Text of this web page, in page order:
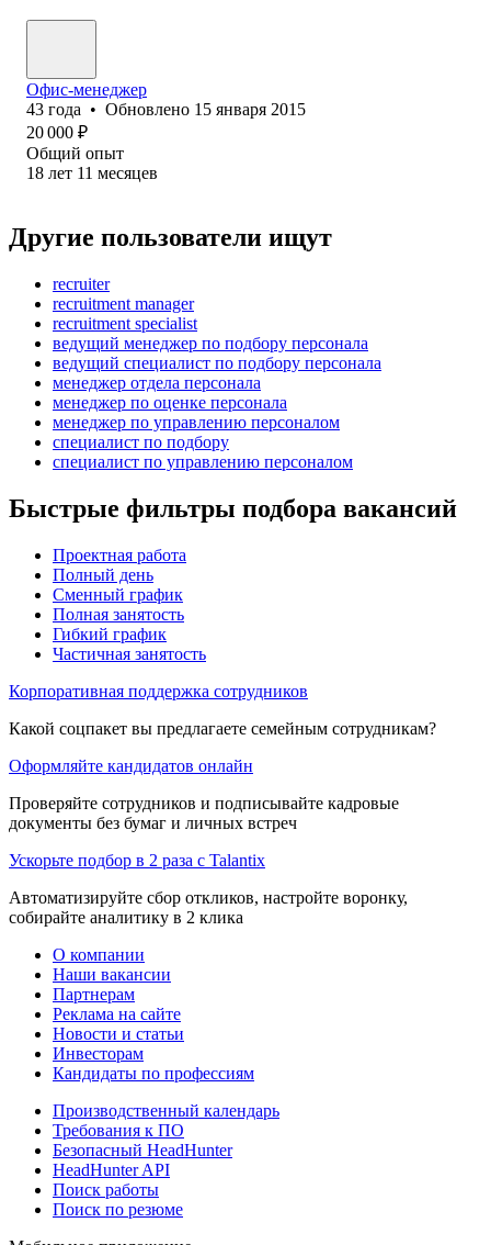
Офис-менеджер
43 года • Обновлено 15 января 2015
20 000 ₽
Общий опыт
18 лет 11 месяцев
Другие пользователи ищут
recruiter
recruitment manager
recruitment specialist
ведущий менеджер по подбору персонала
ведущий специалист по подбору персонала
менеджер отдела персонала
менеджер по оценке персонала
менеджер по управлению персоналом
специалист по подбору
специалист по управлению персоналом
Быстрые фильтры подбора вакансий
Проектная работа
Полный день
Сменный график
Полная занятость
Гибкий график
Частичная занятость
Корпоративная поддержка сотрудников
Какой соцпакет вы предлагаете семейным сотрудникам?
Оформляйте кандидатов онлайн
Проверяйте сотрудников и подписывайте кадровые
документы без бумаг и личных встреч
Ускорьте подбор в 2 раза с Talantix
Автоматизируйте сбор откликов, настройте воронку,
собирайте аналитику в 2 клика
О компании
Наши вакансии
Партнерам
Реклама на сайте
Новости и статьи
Инвесторам
Кандидаты по профессиям
Производственный календарь
Требования к ПО
Безопасный HeadHunter
HeadHunter API
Поиск работы
Поиск по резюме